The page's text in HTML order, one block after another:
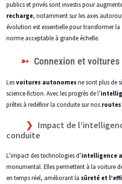
publics et privés sont investis pour
recharge, notamment sur les axes
évolution est essentielle pour transformer la
norme acceptable à grande échelle.
Connexion et
Lesvoitures autonomesne sont plus de
science-fiction. Avec les progrès de l’
prêtes à redéfinir la conduite sur nos routes
Impact de
conduite
L’impact des technologies d’intelligence
monumental. Elles permettent à la voiture
en temps réel, améliorant la sûreté et